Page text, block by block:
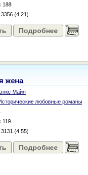
188
3356 (4.21)
Подробнее ......
жена
Майя
любовные романы
119
3131 (4.55)
Подробнее ......